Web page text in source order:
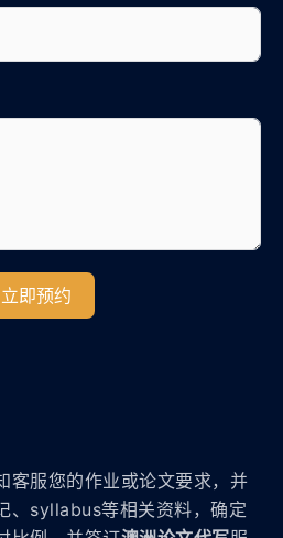
立即预约
客服您的作业或论文要求，并
、syllabus等相关资料，确定